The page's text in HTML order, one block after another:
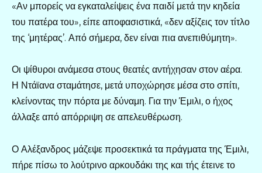
«Αν μπορείς να εγκαταλείψεις ένα παιδί μετά την κηδεία
του πατέρα του», είπε αποφασιστικά, «δεν αξίζεις τον τίτλο
της ‘μητέρας’. Από σήμερα, δεν είναι πια ανεπιθύμητη».
Οι ψίθυροι ανάμεσα στους θεατές αντήχησαν στον αέρα.
Η Ντάϊανα σταμάτησε, μετά υποχώρησε μέσα στο σπίτι,
κλείνοντας την πόρτα με δύναμη. Για την Έμιλι, ο ήχος
άλλαξε από απόρριψη σε απελευθέρωση.
Ο Αλέξανδρος μάζεψε προσεκτικά τα πράγματα της Έμιλι,
πήρε πίσω το λούτρινο αρκουδάκι της και τής έτεινε το